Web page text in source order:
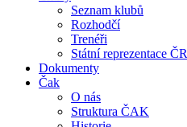
Seznam klubů
Rozhodčí
Trenéři
Státní reprezentace ČR
Dokumenty
Čak
O nás
Struktura ČAK